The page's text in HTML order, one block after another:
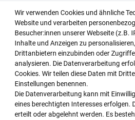
Mahlwerk,Rundfiltergeräten,Wasserfiltern,
Kaffeemaschinenreinigern ,
Kaffeemaschinen
Coffeefair liefert Markenprodukte u.a. von
Eigenmarke, Animo,Bahlsen,Bartscher,
Bravilor Bonamat ,Brita Wasserfilter,BWT
Dallmayr Crema d oro,Dallmayr Classic
Kakao,Dallmayr Tee,Dallmayr Home
Gourmet Sirup,Eduscho,Eilles Tee ,Franke ,
Wir verwenden Cookies und ähnliche
Website und verarbeiten
Besucher:innen unserer Webseite (z.B.
Inhalte und Anzeigen zu
Drittanbietern einzubinden oder
analysieren. Die Datenverarbeitung
Cookies. Wir teilen diese Daten mit
Einstellungen benennen.
Die Datenverarbeitung kann mit
eines berechtigten Interesses erfolgen.
erteilt oder abgelehnt werden. Es